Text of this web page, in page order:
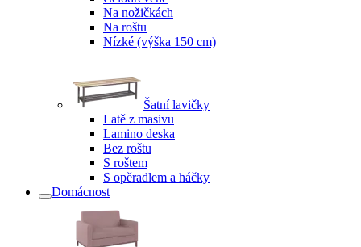
Na nožičkách
Na roštu
Nízké (výška 150 cm)
Šatní lavičky
Latě z masivu
Lamino deska
Bez roštu
S roštem
S opěradlem a háčky
Domácnost